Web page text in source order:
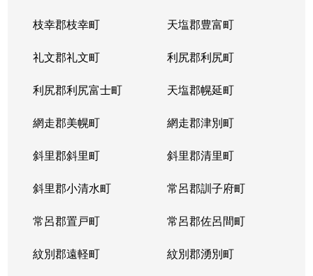
枝幸郡枝幸町 天塩郡豊富町
礼文郡礼文町 利尻郡利尻町
利尻郡利尻富士町 天塩郡幌延町
網走郡美幌町 網走郡津別町
斜里郡斜里町 斜里郡清里町
斜里郡小清水町 常呂郡訓子府町
常呂郡置戸町 常呂郡佐呂間町
紋別郡遠軽町 紋別郡湧別町